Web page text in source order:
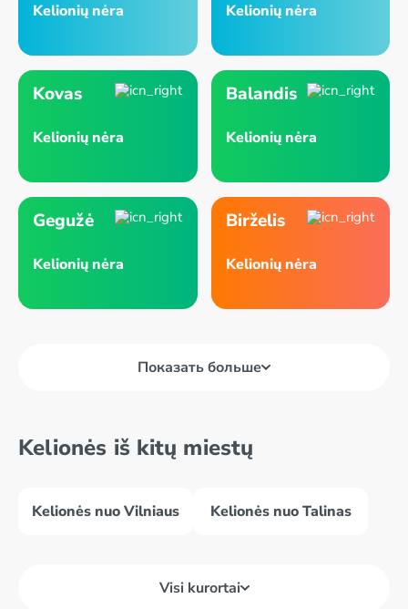
Kelionių nėra Kelionių nėra
Kovas
Kelionių nėra
Balandis
Kelionių nėra
Gegužė
Kelionių nėra
Birželis
Kelionių nėra
Показать больше
Kelionės iš kitų miestų
Kelionės nuo Vilniaus Kelionės nuo Talinas
Visi kurortai